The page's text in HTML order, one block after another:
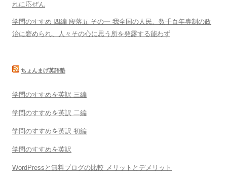
れに応ぜん
学問のすすめ 四編 段落五 その一 我全国の人民、数千百年専制の政
治に窘められ、人々その心に思う所を発露する能わず
ちょんまげ英語塾
学問のすすめを英訳 三編
学問のすすめを英訳 二編
学問のすすめを英訳 初編
学問のすすめを英訳
WordPressと無料ブログの比較 メリットとデメリット